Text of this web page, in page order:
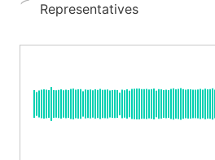
Representatives